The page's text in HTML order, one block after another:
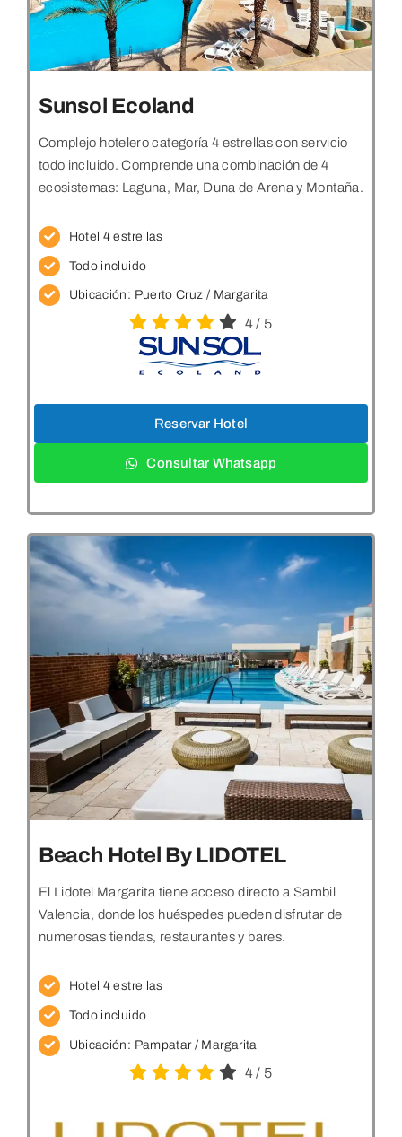
Sunsol Ecoland
Complejo hotelero categoría 4 estrellas con servicio
todo incluido. Comprende una combinación de 4
ecosistemas: Laguna, Mar, Duna de Arena y Montaña.
Hotel 4 estrellas
Todo incluido
Ubicación: Puerto Cruz / Margarita
4/ 5
Reservar Hotel
Consultar Whatsapp
Beach Hotel By LIDOTEL
El Lidotel Margarita tiene acceso directo a Sambil
Valencia, donde los huéspedes pueden disfrutar de
numerosas tiendas, restaurantes y bares.
Hotel 4 estrellas
Todo incluido
Ubicación: Pampatar/ Margarita
4/ 5